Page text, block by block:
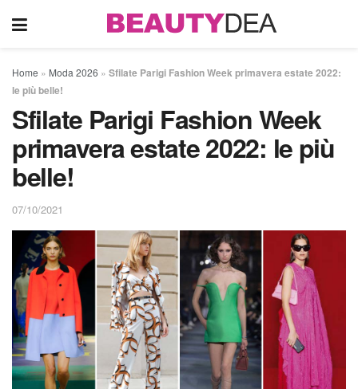
Home » Moda 2026 » Sfilate Parigi Fashion Week primavera estate 2022:
le più belle!
Sfilate Parigi Fashion Week
primavera estate 2022: le più
belle!
07/10/2021